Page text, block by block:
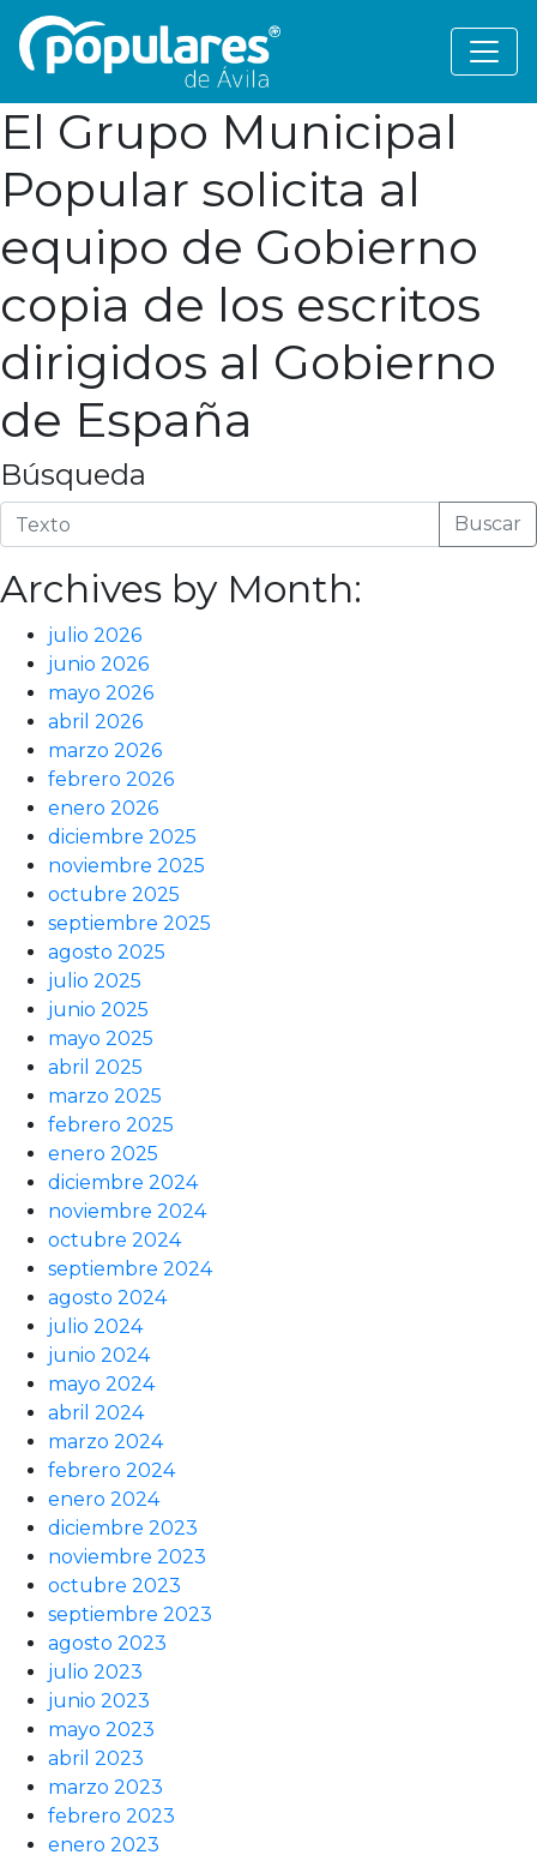
El Grupo Municipal
Popular solicita al
equipo de Gobierno
copia de los escritos
dirigidos al Gobierno
de España
Búsqueda
Buscar
Archives by Month:
julio 2026
junio 2026
mayo 2026
abril 2026
marzo 2026
febrero 2026
enero 2026
diciembre 2025
noviembre 2025
octubre 2025
septiembre 2025
agosto 2025
julio 2025
junio 2025
mayo 2025
abril 2025
marzo 2025
febrero 2025
enero 2025
diciembre 2024
noviembre 2024
octubre 2024
septiembre 2024
agosto 2024
julio 2024
junio 2024
mayo 2024
abril 2024
marzo 2024
febrero 2024
enero 2024
diciembre 2023
noviembre 2023
octubre 2023
septiembre 2023
agosto 2023
julio 2023
junio 2023
mayo 2023
abril 2023
marzo 2023
febrero 2023
enero 2023